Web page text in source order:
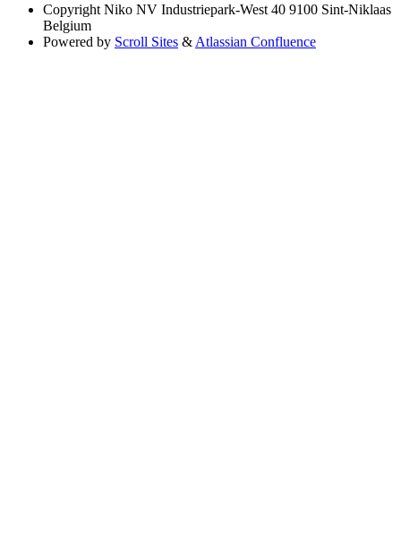
Copyright Niko NV Industriepark-West 40 9100 Sint-Niklaas
Belgium
Powered by Scroll Sites & Atlassian Confluence